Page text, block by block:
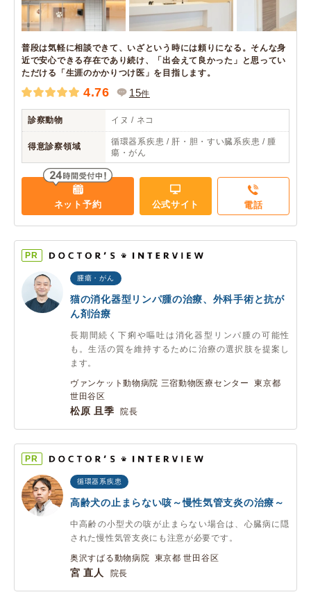
普段は気軽に相談できて、いざという時には頼りになる。そんな身
近で安心できる存在であり続け、「出会えて良かった」と思ってい
ただける「生涯のかかりつけ医」を目指します。
4.76 15件
診察動物 イヌ / ネコ
得意診察領域
循環器系疾患 / 肝・胆・すい臓系疾患 / 腫
瘍・がん
ネット予約 公式サイト 電話
PR
腫瘍・がん
猫の消化器型リンパ腫の治療、外科手術と抗が
ん剤治療
長期間続く下痢や嘔吐は消化器型リンパ腫の可能性
も。生活の質を維持するために治療の選択肢を提案し
ます。
ヴァンケット動物病院 三宿動物医療センター 東京都
世田谷区
松原 且季 院長
PR
循環器系疾患
高齢犬の止まらない咳～慢性気管支炎の治療～
中高齢の小型犬の咳が止まらない場合は、心臓病に隠
された慢性気管支炎にも注意が必要です。
奥沢すばる動物病院 東京都 世田谷区
宮 直人 院長